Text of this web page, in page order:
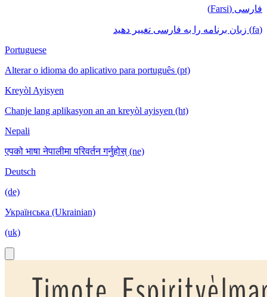
فارسی (Farsi)
(fa) زبان برنامه را به فارسی تغییر دهید
Portuguese
Alterar o idioma do aplicativo para português (pt)
Kreyòl Ayisyen
Chanje lang aplikasyon an an kreyòl ayisyen (ht)
Nepali
एपको भाषा नेपालीमा परिवर्तन गर्नुहोस् (ne)
Deutsch
(de)
Українська (Ukrainian)
(uk)